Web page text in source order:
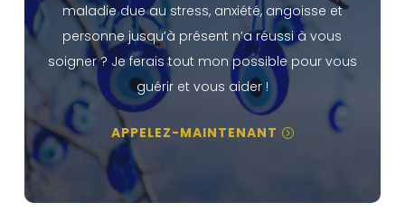
maladie due au stress, anxiété, angoisse et
personne jusqu’à présent n’a réussi à vous
soigner ? Je ferais tout mon possible pour vous
guérir et vous aider !
APPELEZ-MAINTENANT